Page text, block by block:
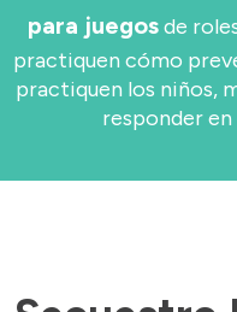
para juegosde
practiquen cómo
practiquen los niños,
responder